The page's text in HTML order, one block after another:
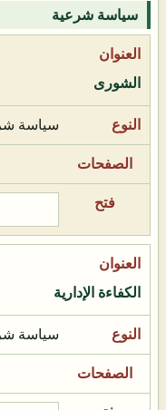
سياسة شرعية
الشورى
سياسة
الكفاءة الإدارية
سياسة